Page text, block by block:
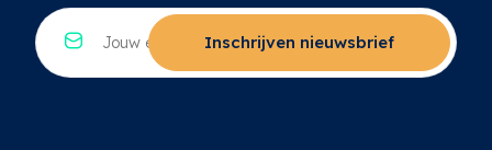
e
*
*
E
-
m
Inschrijven nieuwsbrief